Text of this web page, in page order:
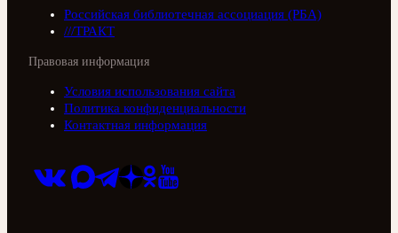
Российская библиотечная ассоциация (РБА)
///ТРАКТ
Правовая информация
Условия использования сайта
Политика конфиденциальности
Контактная информация